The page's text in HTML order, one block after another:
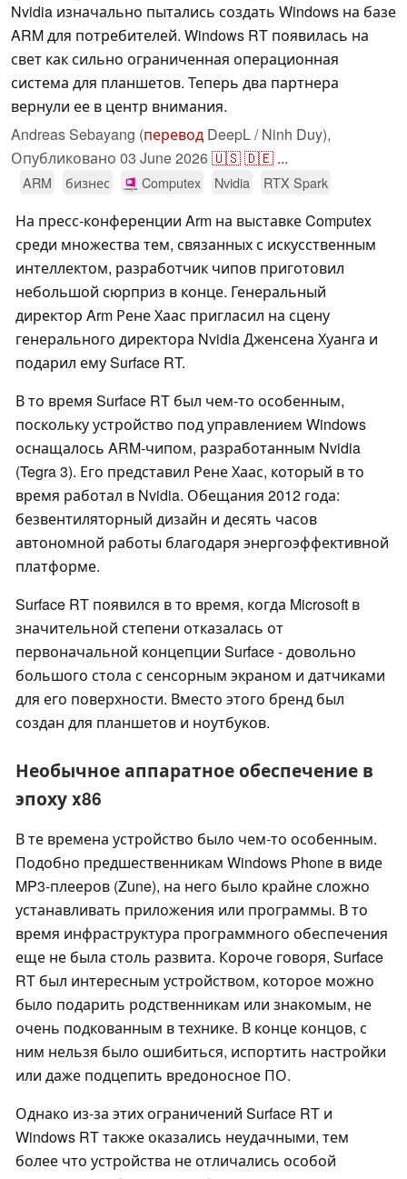
Nvidia изначально пытались создать Windows на базе
ARM для потребителей. Windows RT появилась на
свет как сильно ограниченная операционная
система для планшетов. Теперь два партнера
вернули ее в центр внимания.
Andreas Sebayang (перевод DeepL / Ninh Duy),
Опубликовано 03 June 2026🇺🇸🇩🇪 ...
ARM бизнес Computex Nvidia RTX Spark
На пресс-конференции Arm на выставке Computex
среди множества тем, связанных с искусственным
интеллектом, разработчик чипов приготовил
небольшой сюрприз в конце. Генеральный
директор Arm Рене Хаас пригласил на сцену
генерального директора Nvidia Дженсена Хуанга и
подарил ему Surface RT.
В то время Surface RT был чем-то особенным,
поскольку устройство под управлением Windows
оснащалось ARM-чипом, разработанным Nvidia
(Tegra 3). Его представил Рене Хаас, который в то
время работал в Nvidia. Обещания 2012 года:
безвентиляторный дизайн и десять часов
автономной работы благодаря энергоэффективной
платформе.
Surface RT появился в то время, когда Microsoft в
значительной степени отказалась от
первоначальной концепции Surface - довольно
большого стола с сенсорным экраном и датчиками
для его поверхности. Вместо этого бренд был
создан для планшетов и ноутбуков.
Необычное аппаратное обеспечение в
эпоху x86
В те времена устройство было чем-то особенным.
Подобно предшественникам Windows Phone в виде
MP3-плееров (Zune), на него было крайне сложно
устанавливать приложения или программы. В то
время инфраструктура программного обеспечения
еще не была столь развита. Короче говоря, Surface
RT был интересным устройством, которое можно
было подарить родственникам или знакомым, не
очень подкованным в технике. В конце концов, с
ним нельзя было ошибиться, испортить настройки
или даже подцепить вредоносное ПО.
Однако из-за этих ограничений Surface RT и
Windows RT также оказались неудачными, тем
более что устройства не отличались особой